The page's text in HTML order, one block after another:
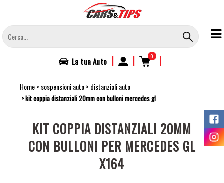
contenuto
principale
La tuaAuto | | 0 |
Home sospensioni auto distanziali auto
kit coppia distanziali 20mm con bulloni mercedes gl
KIT COPPIA DISTANZIALI 20MM
CON BULLONI PER MERCEDES GL
X164